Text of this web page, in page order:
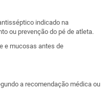
indicado na
ou prevenção do pé de atleta.
e mucosas antes de
a recomendação médica ou